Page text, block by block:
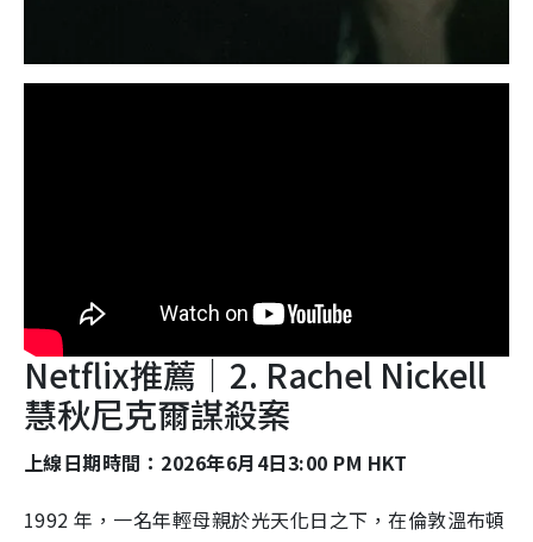
Netflix推薦｜2. Rachel Nickell
慧秋尼克爾謀殺案
上線日期時間：2026年6月4日3:00 PM HKT
1992 年，一名年輕母親於光天化日之下，在倫敦溫布頓